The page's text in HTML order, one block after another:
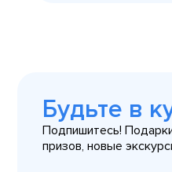
Будьте в
Подпишитесь!
призов, новые